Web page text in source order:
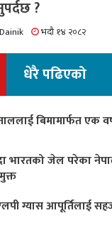
?
भदौ १४ २०८२
धेरै पढिएको
बिमामार्फत एक
भारतको जेल परेका
ग्यास आपूर्तिलाई